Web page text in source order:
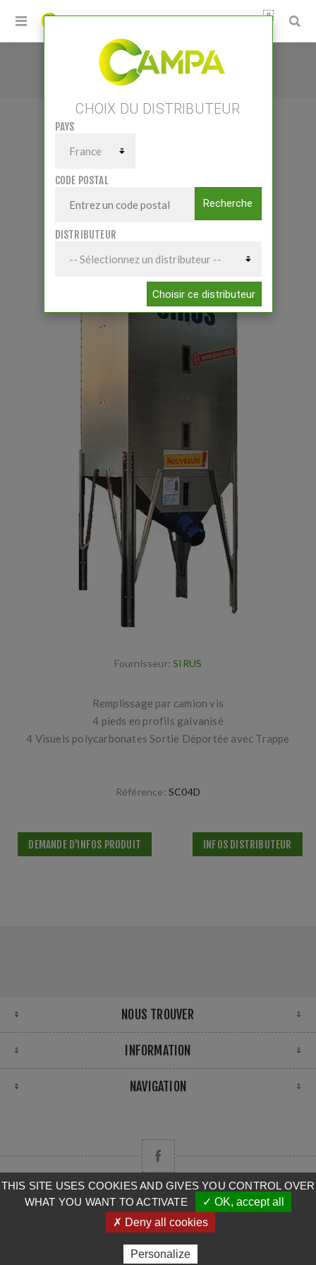
0
/ Petits matériels / Stockage
Cellules et silos / SILO CUBIQUE«PACK» 4.5m³
SILO CUBIQUE«PACK» 4.5M³
Fournisseur: SIRUS
Remplissage par camion vis
4 pieds en profils galvanisé
4 Visuels polycarbonates Sortie Déportée avec Trappe
Référence: SC04D
DEMANDE D'INFOS PRODUIT INFOS DISTRIBUTEUR
NOUS TROUVER
INFORMATION
NAVIGATION
Copyright © 2026 CAMPA. Tous droits réservés.
Powered by nopCommerce
CHOIX DU DISTRIBUTEUR
PAYS
CODE POSTAL
Recherche
DISTRIBUTEUR
Choisir ce distributeur
THIS SITE USES COOKIES AND GIVES YOU CONTROL OVER
WHAT YOU WANT TO ACTIVATE
✓ OK, accept all
✗ Deny all cookies
Personalize